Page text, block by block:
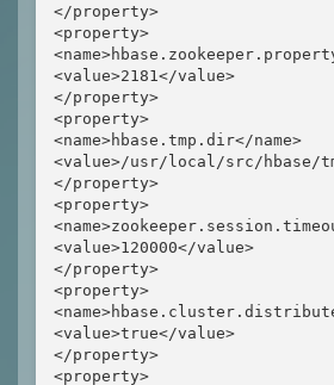
</property>
<property>
<value>2181</value>
</property>
<property>
<name>hbase.tmp.dir</name>
<value>/usr/local/src/hbase/
</property>
<property>
<value>120000</value>
</property>
<property>
<value>true</value>
</property>
<property>